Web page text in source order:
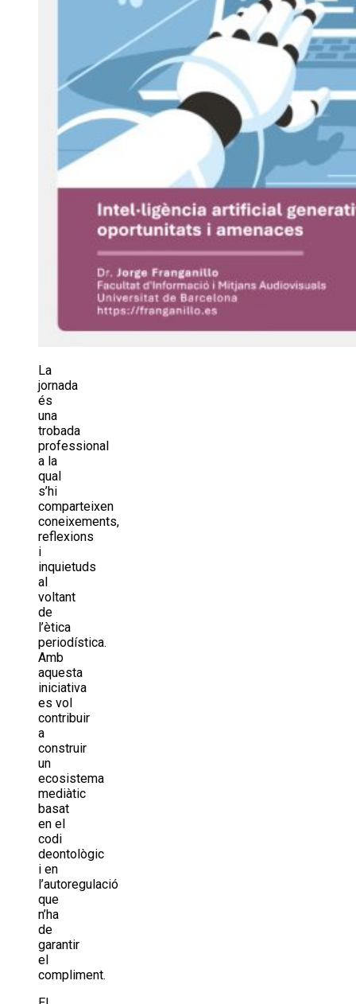
La
jornada
és
una
trobada
professional
a la
qual
s’hi
comparteixen
coneixements,
reflexions
i
inquietuds
al
voltant
de
l’ètica
periodística.
Amb
aquesta
iniciativa
es vol
contribuir
a
construir
un
ecosistema
mediàtic
basat
en el
codi
deontològic
i en
l’autoregulació
que
n’ha
de
garantir
el
compliment.